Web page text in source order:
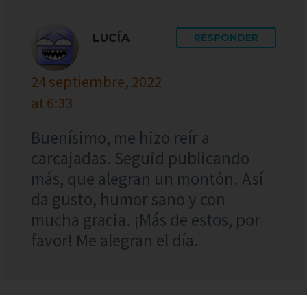
LUCÍA
24 septiembre, 2022
at 6:33
RESPONDER
Buenísimo, me hizo reír a
carcajadas. Seguid publicando
más, que alegran un montón. Así
da gusto, humor sano y con
mucha gracia. ¡Más de estos, por
favor! Me alegran el día.